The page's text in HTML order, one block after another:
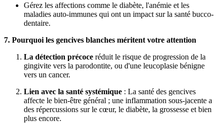
Gérez les affections comme le diabète, l'anémie et les
maladies auto-immunes qui ont un impact sur la santé bucco-
dentaire.
7. Pourquoi les gencives blanches méritent votre attention
La détection précoce réduit le risque de progression de la
gingivite vers la parodontite, ou d'une leucoplasie bénigne
vers un cancer.
Lien avec la santé systémique : La santé des gencives
affecte le bien-être général ; une inflammation sous-jacente a
des répercussions sur le cœur, le diabète, la grossesse et bien
plus encore.